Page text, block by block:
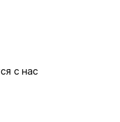
с нас